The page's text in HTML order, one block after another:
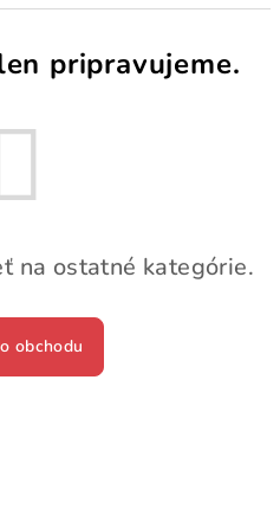
pripravujeme.
na ostatné kategórie.
obchodu